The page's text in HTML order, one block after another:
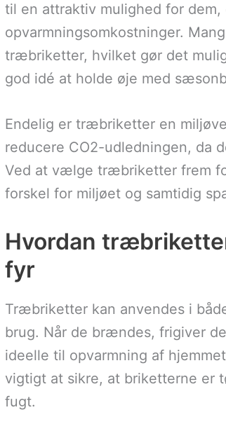
til en attraktiv mulighed for
opvarmningsomkostninger.
træbriketter, hvilket gør det
god idé at holde øje med
Endelig er træbriketter en
reducere CO2-udledningen, da
Ved at vælge træbriketter frem
forskel for miljøet og samtidig
Hvordan
fyr
Træbriketter kan anvendes i
brug. Når de brændes, frigiver
ideelle til opvarmning af
vigtigt at sikre, at briketterne er
fugt.